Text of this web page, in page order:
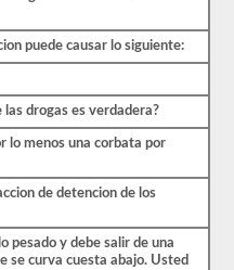
puede causar lo siguiente:
drogas es verdadera?
lo menos una corbata por
de detencion de los
pesado y debe salir de una
se curva cuesta abajo. Usted